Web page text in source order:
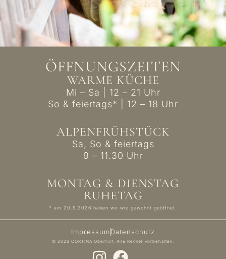
ÖFFNUNGSZEITEN
WARME KÜCHE
Mi – Sa | 12 – 21 Uhr
So & feiertags* | 12 – 18 Uhr
ALPEN­FRÜHSTÜCK
Sa, So & feiertags
9 – 11.30 Uhr
MONTAG & DIENSTAG
RUHETAG
* am 20.9.2026 haben wir wie gewohnt geöffnet.
ImpressumDatenschutz
© 2026 CORTINA Oberhof. Alle Rechte vorbehalten.